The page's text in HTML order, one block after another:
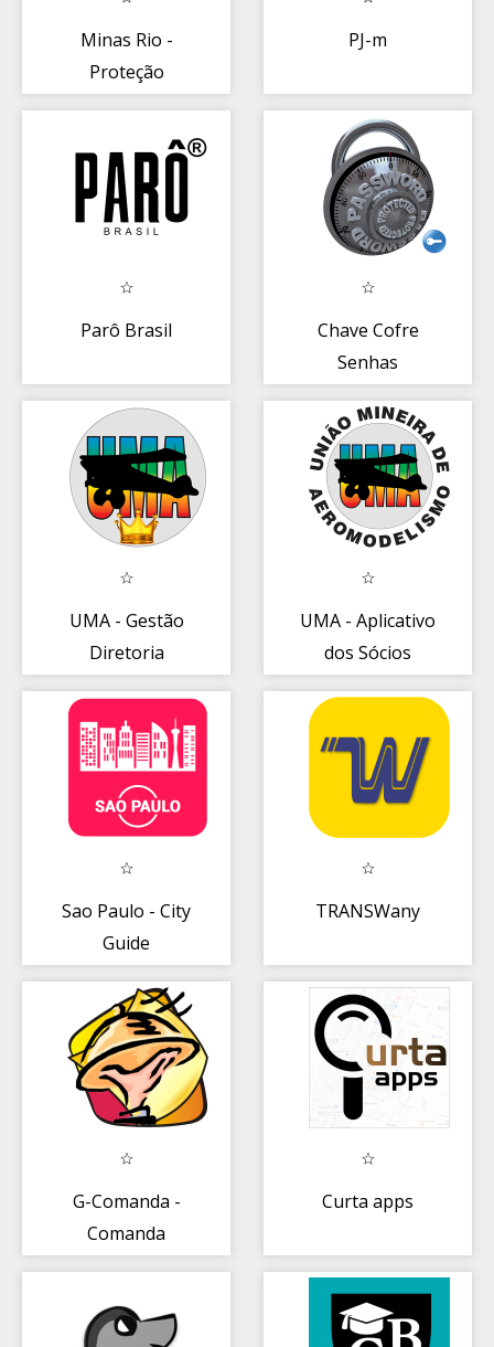
Minas Rio -
Proteção
PJ-m
Parô Brasil
Chave Cofre
Senhas
UMA - Gestão
Diretoria
UMA - Aplicativo
dos Sócios
Sao Paulo - City
Guide
TRANSWany
G-Comanda -
Comanda
Curta apps